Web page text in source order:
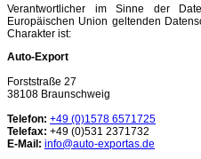
Verantwortlicher im Sinne der
Europäischen Union geltenden
Charakter ist:
Auto-Export
Forststraße 27
38108 Braunschweig
Telefon: +49 (0)1578 6571725
Telefax: +49 (0)531 2371732
E-Mail: info@auto-exportas.de